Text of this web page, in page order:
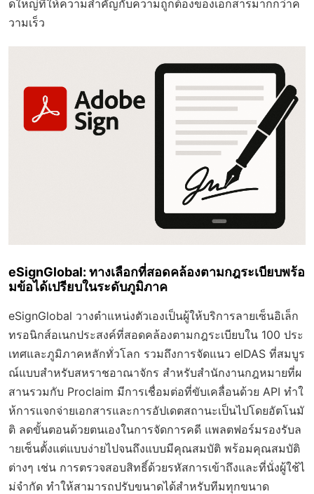
ดใหญ่ที่ให้ความสำคัญกับความถูกต้องของเอกสารมากกว่าค
วามเร็ว
eSignGlobal: ทางเลือกที่สอดคล้องตามกฎระเบียบพร้อ
มข้อได้เปรียบในระดับภูมิภาค
eSignGlobal วางตำแหน่งตัวเองเป็นผู้ให้บริการลายเซ็นอิเล็ก
ทรอนิกส์อเนกประสงค์ที่สอดคล้องตามกฎระเบียบใน 100 ประ
เทศและภูมิภาคหลักทั่วโลก รวมถึงการจัดแนว eIDAS ที่สมบูร
ณ์แบบสำหรับสหราชอาณาจักร สำหรับสำนักงานกฎหมายที่ผ
สานรวมกับ Proclaim มีการเชื่อมต่อที่ขับเคลื่อนด้วย API ทำใ
ห้การแจกจ่ายเอกสารและการอัปเดตสถานะเป็นไปโดยอัตโนมั
ติ ลดขั้นตอนด้วยตนเองในการจัดการคดี แพลตฟอร์มรองรับล
ายเซ็นตั้งแต่แบบง่ายไปจนถึงแบบมีคุณสมบัติ พร้อมคุณสมบัติ
ต่างๆ เช่น การตรวจสอบสิทธิ์ด้วยรหัสการเข้าถึงและที่นั่งผู้ใช้ไ
ม่จำกัด ทำให้สามารถปรับขนาดได้สำหรับทีมทุกขนาด